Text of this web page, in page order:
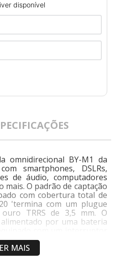
disponível
omnidirecional BY-M1 da
smartphones, DSLRs,
de áudio, computadores
mais. O padrão de captação
com cobertura total de
'termina com um plugue
TRRS de 3,5 mm. O
por uma bateria
a bateria. Ao usar o
desligue-o, pois a
smartphone. Para operar
MAIS